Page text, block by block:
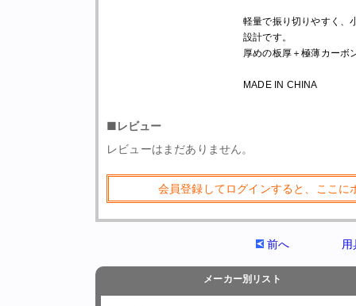
軽量で振り切りやすく、
設計です。
厚めの板厚＋極薄カーボ
MADE IN CHINA
■レビュー
レビューはまだありません。
会員登録してログインすると、ここ
前へ
メーカー別リスト